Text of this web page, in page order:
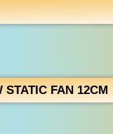
FAN 12CM